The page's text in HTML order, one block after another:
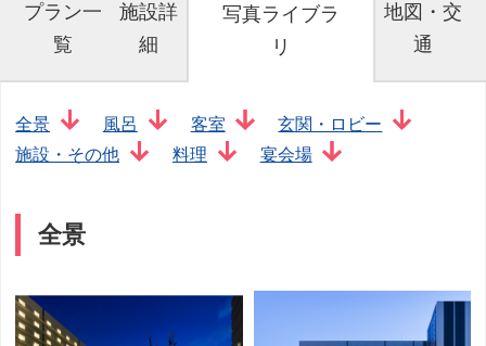
プラン一
覧
施設詳
細
写真ライブラ
リ
地図・交
通
全景 風呂 客室
玄関・ロビー
施設・その他
料理 宴会場
全景